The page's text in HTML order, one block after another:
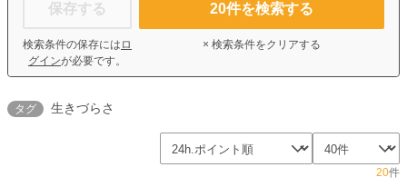
保存する
検索条件の保存には ロ
グインが必要です。
20件を検索する
× 検索条件をクリアする
タグ 生きづらさ
20件